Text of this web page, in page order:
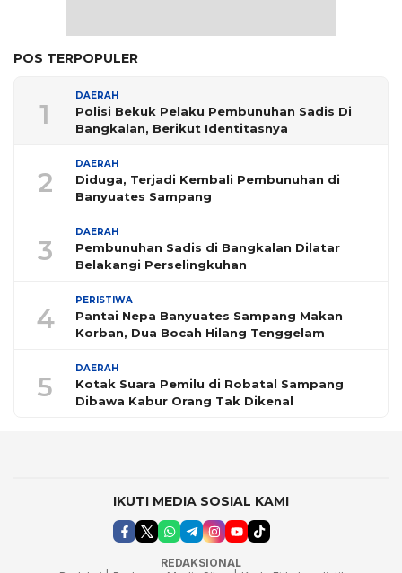
POS TERPOPULER
1
DAERAH
Polisi Bekuk Pelaku Pembunuhan Sadis Di
Bangkalan, Berikut Identitasnya
2
DAERAH
Diduga, Terjadi Kembali Pembunuhan di
Banyuates Sampang
3
DAERAH
Pembunuhan Sadis di Bangkalan Dilatar
Belakangi Perselingkuhan
4
PERISTIWA
Pantai Nepa Banyuates Sampang Makan
Korban, Dua Bocah Hilang Tenggelam
5
DAERAH
Kotak Suara Pemilu di Robatal Sampang
Dibawa Kabur Orang Tak Dikenal
IKUTI MEDIA SOSIAL KAMI
REDAKSIONAL